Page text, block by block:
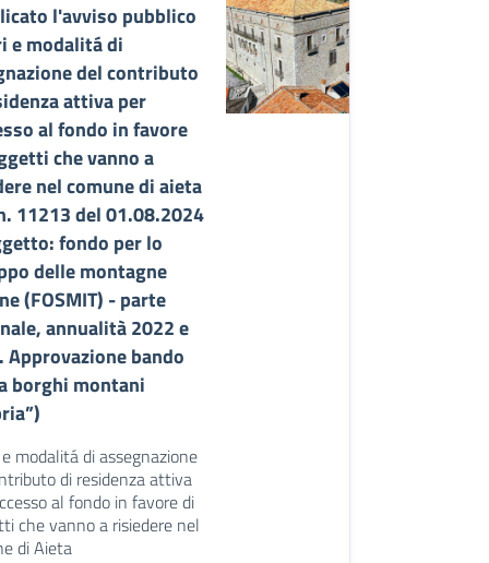
l'avviso pubblico
e modalitá di
del contributo
attiva per
al fondo in favore
che vanno a
nel comune di aieta
11213 del 01.08.2024
fondo per lo
delle montagne
(FOSMIT) - parte
annualità 2022 e
Approvazione bando
borghi montani
modalitá di assegnazione
di residenza attiva
al fondo in favore di
che vanno a risiedere nel
di Aieta